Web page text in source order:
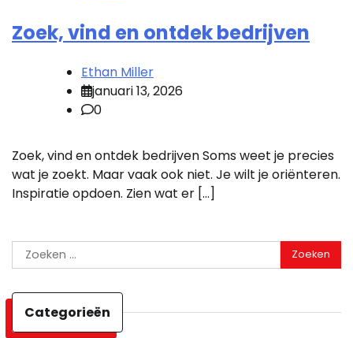
Zoek, vind en ontdek bedrijven
Ethan Miller
januari 13, 2026
0
Zoek, vind en ontdek bedrijven Soms weet je precies
wat je zoekt. Maar vaak ook niet. Je wilt je oriënteren.
Inspiratie opdoen. Zien wat er […]
Zoeken
naar:
Categorieën